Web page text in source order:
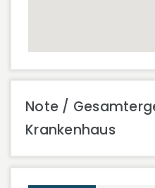
Note /
Krankenhaus